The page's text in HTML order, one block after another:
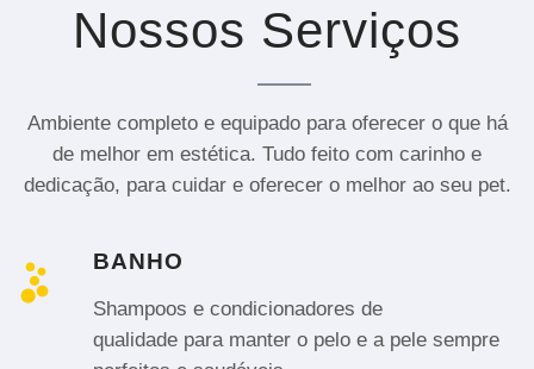
Nossos Serviços
Ambiente completo e equipado para oferecer o que há
de melhor em estética. Tudo feito com carinho e
dedicação, para cuidar e oferecer o melhor ao seu pet.
BANHO
Shampoos e condicionadores de
qualidade para manter o pelo e a pele sempre